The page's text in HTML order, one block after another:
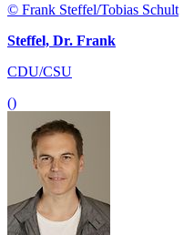
© Frank Steffel/Tobias Schult
Steffel, Dr. Frank
CDU/CSU
()